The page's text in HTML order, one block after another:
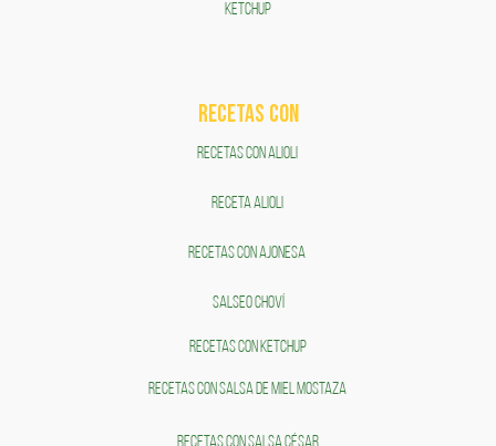
KETCHUP
RECETAS COn
RECETAS CON ALIOLI
RECETA ALIOLI
RECETAS CON AJONESA
SALSEO CHOVÍ
RECETAS CON KETCHUP
RECETAS CON SALSA DE MIEL MOSTAZA